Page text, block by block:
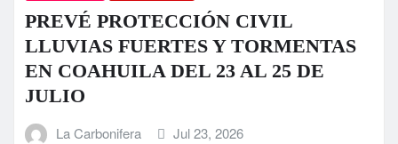
PREVÉ PROTECCIÓN CIVIL
LLUVIAS FUERTES Y TORMENTAS
EN COAHUILA DEL 23 AL 25 DE
JULIO
La Carbonifera Jul 23, 2026